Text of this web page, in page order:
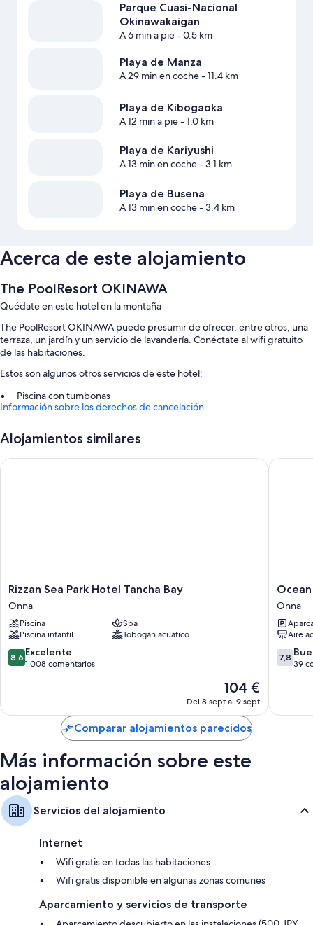
Parque Cuasi-Nacional
Okinawakaigan
A 6 min a pie- 0.5 km
Playa de Manza
A 29 min en coche- 11.4 km
Playa de Kibogaoka
A 12 min a pie- 1.0 km
Playa de Kariyushi
A 13 min en coche- 3.1 km
Playa de Busena
A 13 min en coche- 3.4 km
Acerca de este alojamiento
The PoolResort OKINAWA
Quédate en este hotel en la montaña
The PoolResort OKINAWA puede presumir de ofrecer, entre otros, una
terraza, un jardín y un servicio de lavandería. Conéctate al wifi gratuito
de las habitaciones.
Estos son algunos otros servicios de este hotel:
Piscina con tumbonas
Aparcamiento (de pago), una piscina al aire libre de temporada y
Espacios sin humos, consigna de equipaje y área para parrillas
Una máquina expendedora, una televisión en la zona común y un
Frigoríficos, microondas y congeladores
Información sobre los derechos de cancelación
Alojamientos similares
Rizzan
Sea
Park
Hotel
Tancha
Bay
Onna
Rizzan Sea Park Hotel Tancha Bay
Onna
Piscina
Spa
Piscina infantil
Tobogán acuático
8.6
sobre
8,6 Excelente
1.008 comentarios
El
precio
es
de
104 €
Del 8 sept al 9 sept
Rizzan Sea Park Hotel Tancha Bay
Ocean
View
in
Onna
Onna
Aire
7.8
sobre
7,8
39
Ocean
Comparar alojamientos parecidos
Más información sobre este
alojamiento
Servicios del alojamiento
Internet
Wifi gratis en todas las habitaciones
Wifi gratis disponible en algunas zonas comunes
Aparcamiento y servicios de transporte